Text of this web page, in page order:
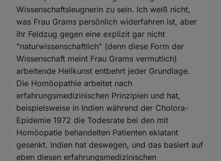
Wissenschaftsleugnerin zu sein. Ich weiß nicht,
was Frau Grams persönlich widerfahren ist, aber
ihr Feldzug gegen eine explizit gar nicht
"naturwissenschaftlich" (denn diese Form der
Wissenschaft meint Frau Grams vermutlich)
arbeitende Heilkunst entbehrt jeder Grundlage.
Die Homöopathie arbeitet nach
erfahrungsmedizinischen Prinzipien und hat,
beispielsweise in Indien während der Cholora-
Epidemie 1972 die Todesrate bei den mit
Homöopatie behandelten Patienten eklatant
gesenkt. Indien hat deswegen, und das basiert auf
eben diesen erfahrungsmedizinischen